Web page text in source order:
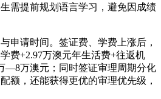
需提前规划语言学习，避免因成绩
请时间。签证费、学费上涨后，
费+2.97万澳元年生活费+往返机
—8万澳元；同时签证审理周期分化
额，还能获得更优的审理优先级，